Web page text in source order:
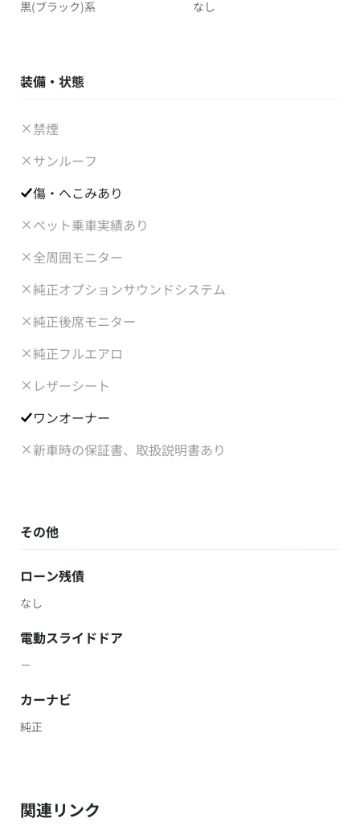
黒(ブラック)系 なし
装備・状態
禁煙
サンルーフ
傷・へこみあり
ペット乗車実績あり
全周囲モニター
純正オプションサウンドシステム
純正後席モニター
純正フルエアロ
レザーシート
ワンオーナー
新車時の保証書、取扱説明書あり
その他
ローン残債
なし
電動スライドドア
－
カーナビ
純正
関連リンク